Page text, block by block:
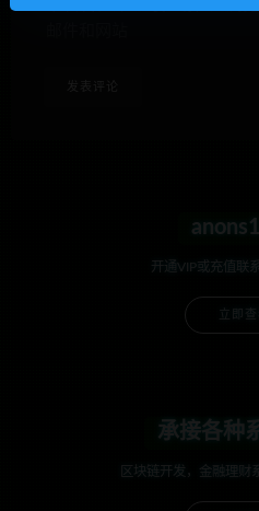
开通VIP或充值联
立即查
承接各种
区块链开发，金融理财